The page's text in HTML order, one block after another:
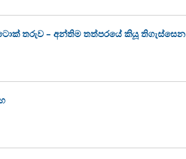
තරුව – අන්තිම තත්පරයේ කියූ තිගැස්සෙන